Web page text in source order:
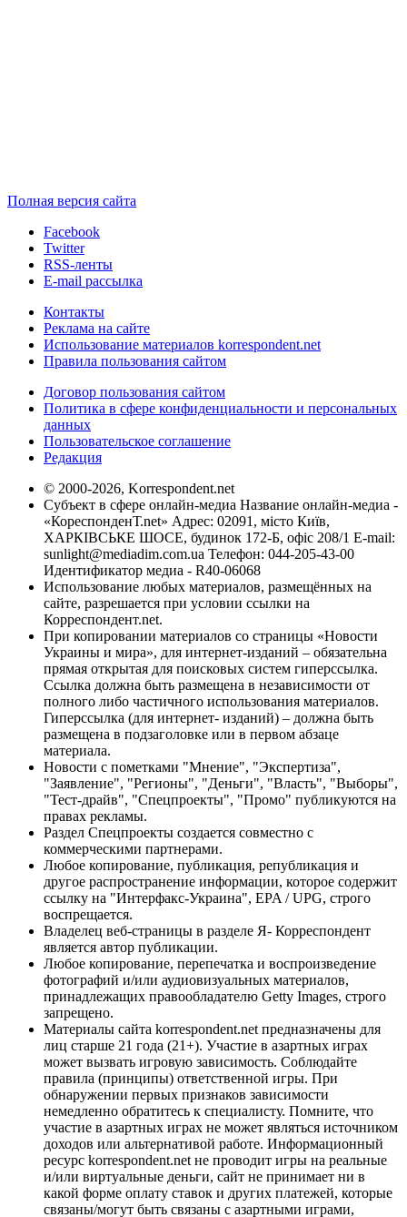
Полная версия сайта
Facebook
Twitter
RSS-ленты
E-mail рассылка
Контакты
Реклама на сайте
Использование материалов korrespondent.net
Правила пользования сайтом
Договор пользования сайтом
Политика в сфере конфиденциальности и персональных
данных
Пользовательское соглашение
Редакция
© 2000-2026, Korrespondent.net
Субъект в сфере онлайн-медиа Название онлайн-медиа -
«КореспонденТ.net» Адрес: 02091, місто Київ,
ХАРКІВСЬКЕ ШОСЕ, будинок 172-Б, офіс 208/1 E-mail:
sunlight@mediadim.com.ua Телефон: 044-205-43-00
Идентификатор медиа - R40-06068
Использование любых материалов, размещённых на
сайте, разрешается при условии ссылки на
Корреспондент.net.
При копировании материалов со страницы «Новости
Украины и мира», для интернет-изданий – обязательна
прямая открытая для поисковых систем гиперссылка.
Ссылка должна быть размещена в независимости от
полного либо частичного использования материалов.
Гиперссылка (для интернет- изданий) – должна быть
размещена в подзаголовке или в первом абзаце
материала.
Новости с пометками "Мнение", "Экспертиза",
"Заявление", "Регионы", "Деньги", "Власть", "Выборы",
"Тест-драйв", "Спецпроекты", "Промо" публикуются на
правах рекламы.
Раздел Спецпроекты создается совместно с
коммерческими партнерами.
Любое копирование, публикация, републикация и
другое распространение информации, которое содержит
ссылку на "Интерфакс-Украина", EPA / UPG, строго
воспрещается.
Владелец веб-страницы в разделе Я- Корреспондент
является автор публикации.
Любое копирование, перепечатка и воспроизведение
фотографий и/или аудиовизуальных материалов,
принадлежащих правообладателю Getty Images, строго
запрещено.
Материалы сайта korrespondent.net предназначены для
лиц старше 21 года (21+). Участие в азартных играх
может вызвать игровую зависимость. Соблюдайте
правила (принципы) ответственной игры. При
обнаружении первых признаков зависимости
немедленно обратитесь к специалисту. Помните, что
участие в азартных играх не может являться источником
доходов или альтернативой работе. Информационный
ресурс korrespondent.net не проводит игры на реальные
и/или виртуальные деньги, сайт не принимает ни в
какой форме оплату ставок и других платежей, которые
связаны/могут быть связаны с азартными играми,